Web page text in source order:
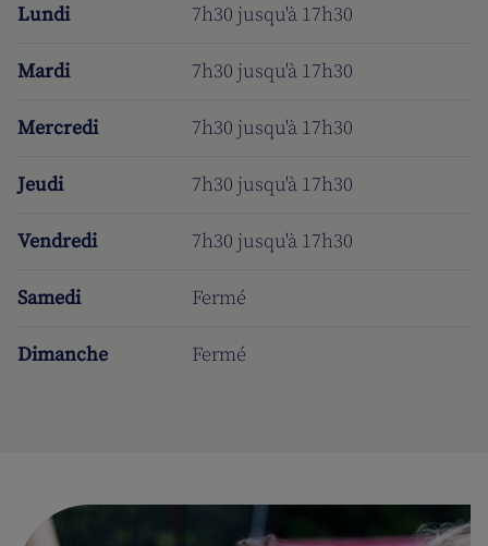
Lundi 7h30 jusqu'à 17h30
Mardi 7h30 jusqu'à 17h30
Mercredi 7h30 jusqu'à 17h30
Jeudi 7h30 jusqu'à 17h30
Vendredi 7h30 jusqu'à 17h30
Samedi Fermé
Dimanche Fermé